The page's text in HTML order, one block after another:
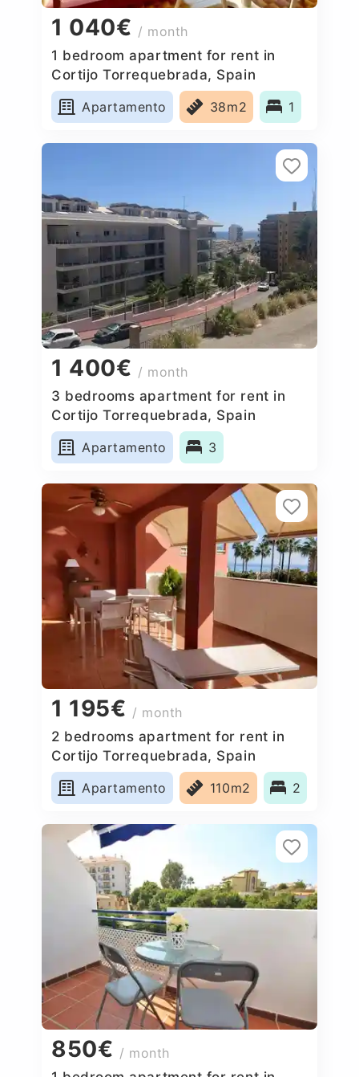
1 040€ / month
1 bedroom apartment for rent in
Cortijo Torrequebrada, Spain
Apartamento
38m2 1
1 400€ / month
3 bedrooms apartment for rent in
Cortijo Torrequebrada, Spain
Apartamento
3
1 195€ / month
2 bedrooms apartment for rent in
Cortijo Torrequebrada, Spain
Apartamento
110m2 2
850€ / month